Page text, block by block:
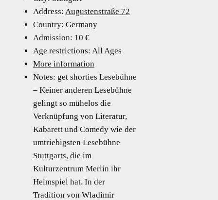
Address: Augustenstraße 72
Country: Germany
Admission: 10 €
Age restrictions: All Ages
More information
Notes: get shorties Lesebühne
– Keiner anderen Lesebühne
gelingt so mühelos die
Verknüpfung von Literatur,
Kabarett und Comedy wie der
umtriebigsten Lesebühne
Stuttgarts, die im
Kulturzentrum Merlin ihr
Heimspiel hat. In der
Tradition von Wladimir